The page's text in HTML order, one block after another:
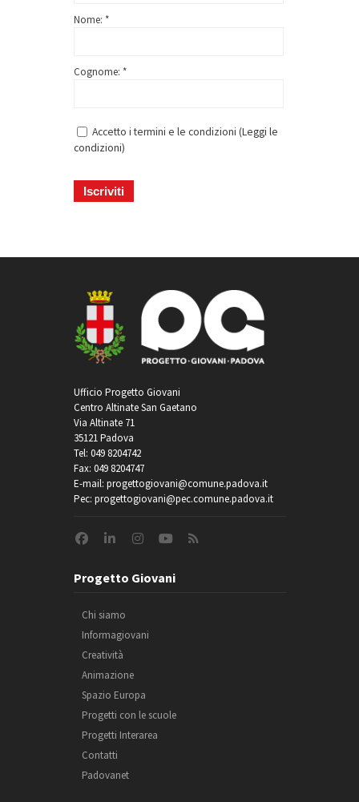
Nome: *
Cognome: *
Accetto i termini e le condizioni (Leggi le
condizioni)
Ufficio Progetto Giovani
Centro Altinate San Gaetano
Via Altinate 71
35121 Padova
Tel: 049 8204742
Fax: 049 8204747
E-mail: progettogiovani@comune.padova.it
Pec: progettogiovani@pec.comune.padova.it
Progetto Giovani
Chi siamo
Informagiovani
Creatività
Animazione
Spazio Europa
Progetti con le scuole
Progetti Interarea
Contatti
Padovanet